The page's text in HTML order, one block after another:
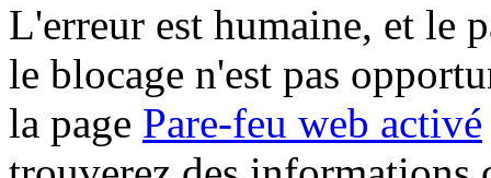
L'erreur est humaine, et le
le blocage n'est pas
la page Pare-feu web activé